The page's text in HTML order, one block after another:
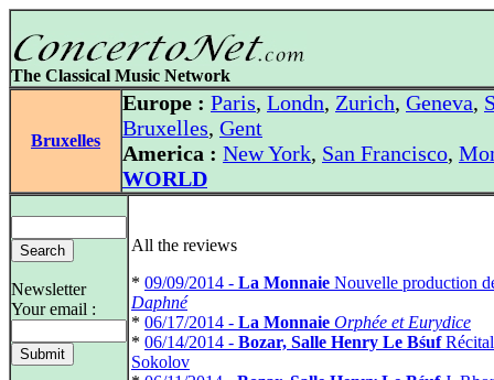
The Classical Music Network
Bruxelles
Europe : Paris, Londn, Zurich, Geneva,
Bruxelles, Gent
America : New York, San Francisco,
WORLD
Newsletter
Your email :
All the reviews
* 09/09/2014 - La Monnaie Nouvelle production
Daphné
* 06/17/2014 - La Monnaie Orphée et Eurydice
* 06/14/2014 - Bozar, Salle Henry Le Bśuf
Sokolov